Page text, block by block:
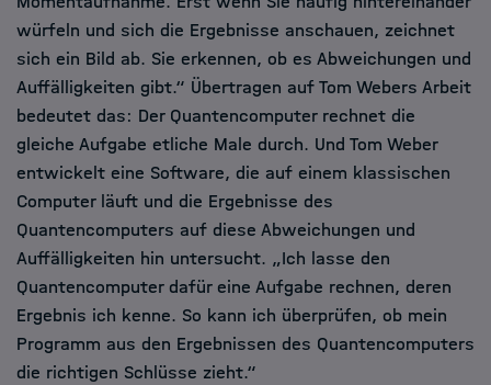
würfeln und sich die Ergebnisse anschauen, zeichnet
sich ein Bild ab. Sie erkennen, ob es Abweichungen und
Auffälligkeiten gibt.“ Übertragen auf Tom Webers Arbeit
bedeutet das: Der Quantencomputer rechnet die
gleiche Aufgabe etliche Male durch. Und Tom Weber
entwickelt eine Software, die auf einem klassischen
Computer läuft und die Ergebnisse des
Quantencomputers auf diese Abweichungen und
Auffälligkeiten hin untersucht. „Ich lasse den
Quantencomputer dafür eine Aufgabe rechnen, deren
Ergebnis ich kenne. So kann ich überprüfen, ob mein
Programm aus den Ergebnissen des Quantencomputers
die richtigen Schlüsse zieht.“